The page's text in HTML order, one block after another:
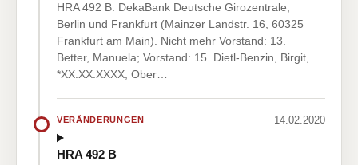
HRA 492 B: DekaBank Deutsche Girozentrale,
Berlin und Frankfurt (Mainzer Landstr. 16, 60325
Frankfurt am Main). Nicht mehr Vorstand: 13.
Better, Manuela; Vorstand: 15. Dietl-Benzin, Birgit,
*XX.XX.XXXX, Ober…
VERÄNDERUNGEN 14.02.2020
HRA 492 B